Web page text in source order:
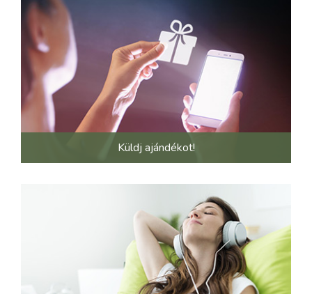
Küldj ajándékot!